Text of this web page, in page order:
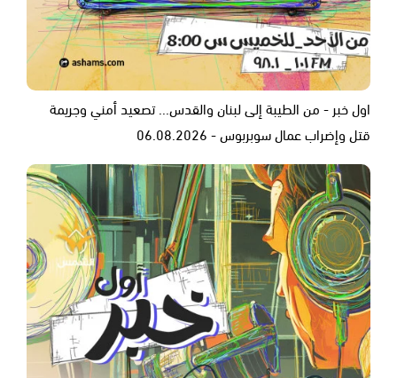
اول خبر - من الطيبة إلى لبنان والقدس... تصعيد أمني وجريمة
قتل وإضراب عمال سوبربوس - 06.08.2026